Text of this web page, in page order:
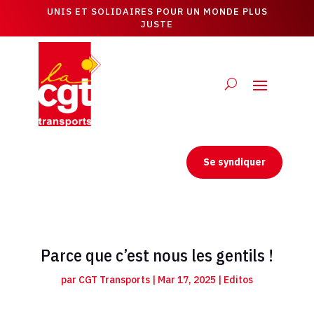
UNIS ET SOLIDAIRES POUR UN MONDE PLUS
JUSTE
Se syndiquer
Parce que c’est nous les gentils !
par CGT Transports| Mar 17, 2025 | Editos